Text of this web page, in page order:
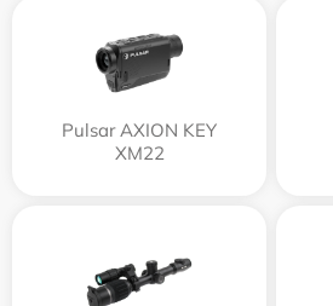
Pulsar AXION KEY
XM22